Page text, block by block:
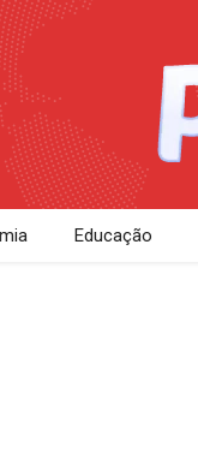
Educação